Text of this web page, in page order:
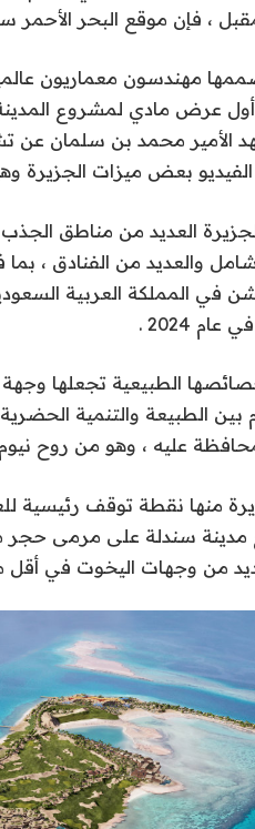
، فإن موقع البحر
عرض مادي لمشروع
بعض ميزات الجزيرة
العديد من مناطق
والعديد من الفنادق ،
في المملكة العربية
2024 .
الطبيعية تجعلها
بين الطبيعة والتنمية
عليه ، وهو من روح
منها نقطة توقف رئيسية
مدينة سندلة على مرمى
من وجهات اليخوت في أقل